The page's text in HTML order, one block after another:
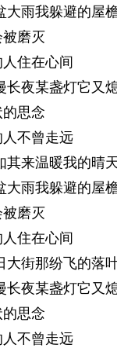
大雨我躲避的屋
磨灭
住在心间
长夜某盏灯它又
思念
不曾走远
其来温暖我的晴
大雨我躲避的屋
磨灭
住在心间
大街那纷飞的落
长夜某盏灯它又
思念
不曾走远